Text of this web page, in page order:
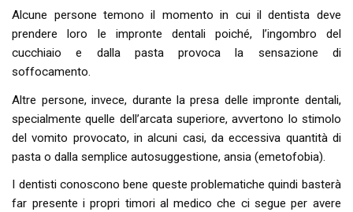
Alcune persone temono il momento in cui il dentista deve
prendere loro le impronte dentali poiché, l’ingombro del
cucchiaio e dalla pasta provoca la sensazione di
soffocamento.
Altre persone, invece, durante la presa delle impronte dentali,
specialmente quelle dell’arcata superiore, avvertono lo stimolo
del vomito provocato, in alcuni casi, da eccessiva quantità di
pasta o dalla semplice autosuggestione, ansia (emetofobia).
I dentisti conoscono bene queste problematiche quindi basterà
far presente i propri timori al medico che ci segue per avere